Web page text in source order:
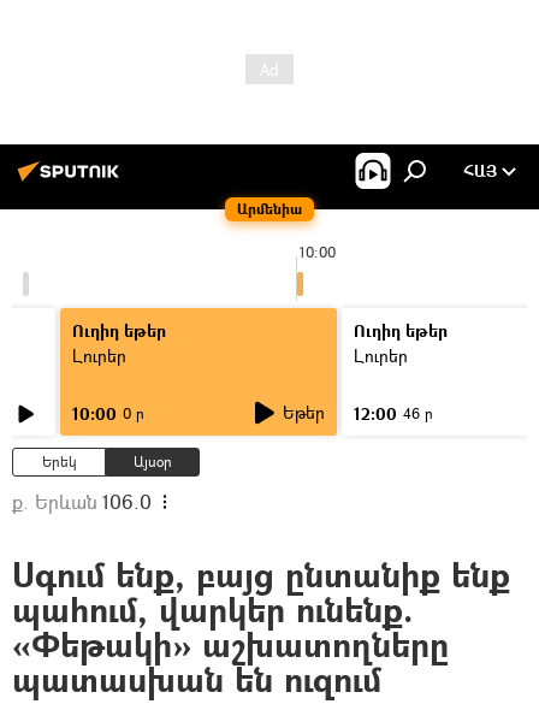
Արմենիա
ՀԱՅ
10:00
Ուղիղ եթեր
Լուրեր
10:00 0 ր Եթեր
Ուղիղ եթեր
Լուրեր
12:00 46 ր
Երեկ Այսօր
ք. Երևան 106.0
Սգում ենք, բայց ընտանիք ենք
պահում, վարկեր ունենք.
«Փեթակի» աշխատողները
պատասխան են ուզում